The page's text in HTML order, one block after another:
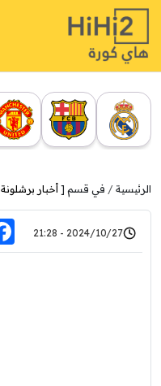
الرئيسية في قسم [ أخبار برشلونة
2024/10/27 - 21:28